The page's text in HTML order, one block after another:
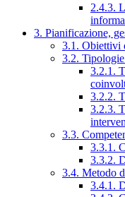
2.4.3.
3. Pianificazione,
3.1. Obiettivi
3.2.
3.2.1.
3.2.2.
3.2.3.
3.3.
3.3.1.
3.3.2.
3.4. Metodo
3.4.1.